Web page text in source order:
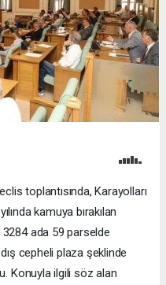
toplantısında, Karayolları
kamuya bırakılan
ada 59 parselde
cepheli plaza şeklinde
Konuyla ilgili söz alan